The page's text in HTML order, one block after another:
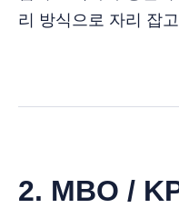
리 방식으로 자리 잡
2. MBO /